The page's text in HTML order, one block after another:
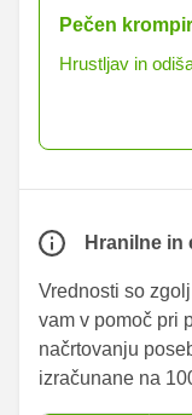
Pečen
Hrustljav in
Hranilne in
Vrednosti so
vam v pomoč pri
načrtovanju
izračunane na